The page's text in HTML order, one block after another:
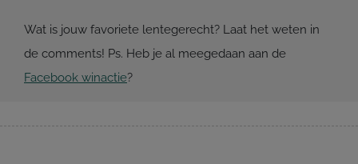
Wat is jouw favoriete lentegerecht? Laat het weten in
de comments! Ps. Heb je al meegedaan aan de
Facebook winactie?